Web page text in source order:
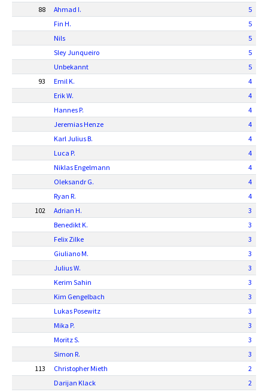
88
Ahmad I.
5
Fin H.
5
Nils
5
Sley Junqueiro
5
Unbekannt
5
93
Emil K.
4
Erik W.
4
Hannes P.
4
Jeremias Henze
4
Karl Julius B.
4
Luca P.
4
Niklas Engelmann
4
Oleksandr G.
4
Ryan R.
4
102
Adrian H.
3
Benedikt K.
3
Felix Zilke
3
Giuliano M.
3
Julius W.
3
Kerim Sahin
3
Kim Gengelbach
3
Lukas Posewitz
3
Mika P.
3
Moritz S.
3
Simon R.
3
113
Christopher Mieth
2
Darijan Klack
2